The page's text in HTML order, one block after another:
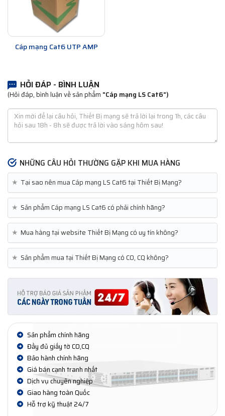
Cáp mạng Cat6 UTP AMP
HỎI ĐÁP - BÌNH LUẬN
(Hỏi đáp, bình luận về sản phẩm "Cáp mạng LS Cat6")
NHỮNG CÂU HỎI THƯỜNG GẶP KHI MUA HÀNG
★ Tại sao nên mua Cáp mạng LS Cat6 tại Thiết Bị Mạng?
★ Sản phẩm Cáp mạng LS Cat6 có phải chính hãng?
★ Mua hàng tại website Thiết Bị Mạng có uy tín không?
★ Sản phẩm mua tại Thiết Bị Mạng có CO, CQ không?
Sản phẩm chính hãng
Đầy đủ giấy tờ CO,CQ
Bảo hành chính hãng
Giá bán cạnh tranh nhất
Dịch vụ chuyên nghiệp
Giao hàng toàn Quốc
Hỗ trợ kỹ thuật 24/7